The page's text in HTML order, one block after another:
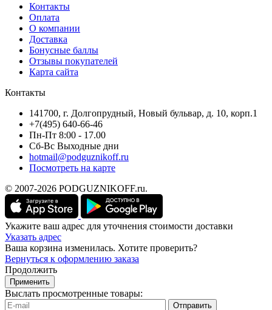
Контакты
Оплата
О компании
Доставка
Бонусные баллы
Отзывы покупателей
Карта сайта
Контакты
141700, г. Долгопрудный, Новый бульвар, д. 10, корп.1
+7(495) 640-66-46
Пн-Пт 8:00 - 17.00
Сб-Вс Выходные дни
hotmail@podguznikoff.ru
Посмотреть на карте
© 2007-2026 PODGUZNIKOFF.ru.
Укажите ваш адрес для уточнения стоимости доставки
Указать адрес
Ваша корзина изменилась. Хотите проверить?
Вернуться к оформлению заказа
Продолжить
Применить
Выслать просмотренные товары:
Отправить